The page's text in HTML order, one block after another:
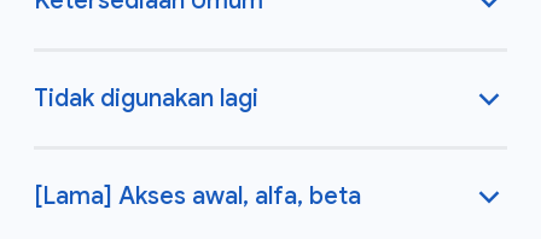
Tidak digunakan lagi
[Lama] Akses awal, alfa, beta